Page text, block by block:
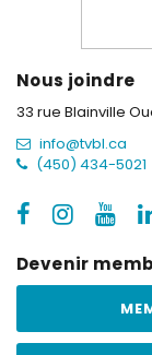
Nous joindre
33 rue Blainville
info@tvbl.ca
(450) 434-5021
Devenir